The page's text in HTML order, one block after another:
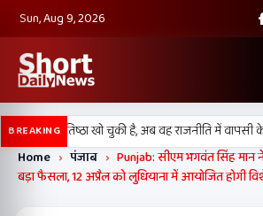
Sun, Aug 9, 2026
BREAKING
अपनी प्रतिष्ठा खो चुकी है, अब वह राजनीति में वापसी
Home › पंजाब › Punjab: सीएम भगवंत सिंह मान
बड़ा फैसला, 12 अप्रैल को लुधियाना में आयोजित होगी